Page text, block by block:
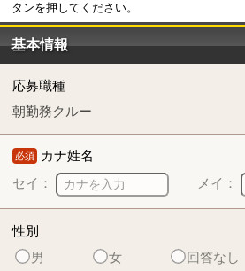
タンを押してください。
基本情報
応募職種
朝勤務クルー
必須 カナ姓名
セイ：
メイ：
性別
男
女 回答なし